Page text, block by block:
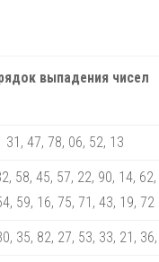
выпадения чисел
31, 47, 78, 06, 52, 13
58, 45, 57, 22, 90, 14,
59, 16, 75, 71, 43, 19, 72
35, 82, 27, 53, 33, 21,